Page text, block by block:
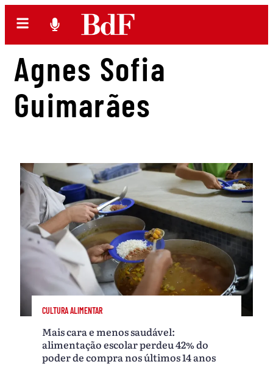
Agnes Sofia
Guimarães
CULTURA ALIMENTAR
Mais cara e menos saudável:
alimentação escolar perdeu 42% do
poder de compra nos últimos 14 anos